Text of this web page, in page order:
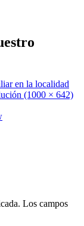
en la localidad
(1000 × 642)
Los campos